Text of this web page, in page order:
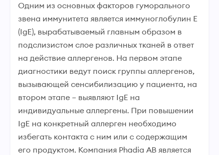
Одним из основных факторов гуморального
звена иммунитета является иммуноглобулин Е
(IgE), вырабатываемый главным образом в
подслизистом слое различных тканей в ответ
на действие аллергенов. На первом этапе
диагностики ведут поиск группы аллергенов,
вызывающей сенсибилизацию у пациента, на
втором этапе – выявляют IgE на
индивидуальные аллергены. При повышении
IgE на конкретный аллерген необходимо
избегать контакта с ним или с содержащим
его продуктом. Компания Phadia АВ является